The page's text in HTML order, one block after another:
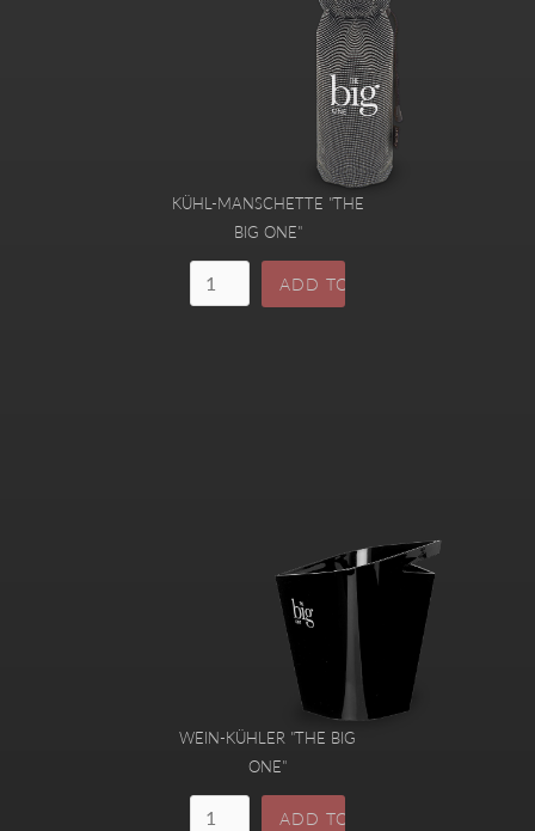
KÜHL-MANSCHETTE "THE
BIG ONE"
WEIN-KÜHLER "THE BIG
ONE"